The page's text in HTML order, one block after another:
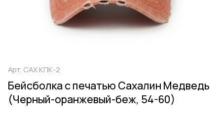
Арт. САХ КПК-2
Бейсболка с печатью Сахалин Медведь
(Черный-оранжевый-беж, 54-60)